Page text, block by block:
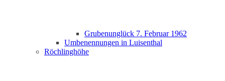
Grubenunglück 7. Februar 1962
Umbenennungen in Luisenthal
Röchlinghöhe